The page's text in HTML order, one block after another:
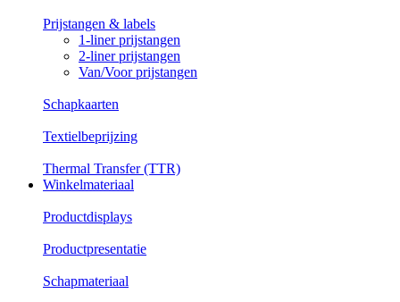
Prijstangen & labels
1-liner prijstangen
2-liner prijstangen
Van/Voor prijstangen
Schapkaarten
Textielbeprijzing
Thermal Transfer (TTR)
Winkelmateriaal
Productdisplays
Productpresentatie
Schapmateriaal